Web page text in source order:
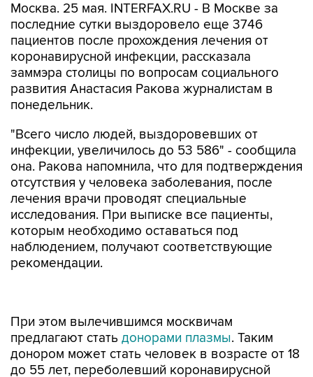
Москва. 25 мая. INTERFAX.RU - В Москве за
последние сутки выздоровело еще 3746
пациентов после прохождения лечения от
коронавирусной инфекции, рассказала
заммэра столицы по вопросам социального
развития Анастасия Ракова журналистам в
понедельник.
"Всего число людей, выздоровевших от
инфекции, увеличилось до 53 586" - сообщила
она. Ракова напомнила, что для подтверждения
отсутствия у человека заболевания, после
лечения врачи проводят специальные
исследования. При выписке все пациенты,
которым необходимо оставаться под
наблюдением, получают соответствующие
рекомендации.
донором может стать человек в возрасте от 18
до 55 лет, переболевший коронавирусной
инфекцией, не имеющий хронических
заболеваний.